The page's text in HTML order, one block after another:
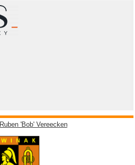
Ruben 'Bob' Vereecken